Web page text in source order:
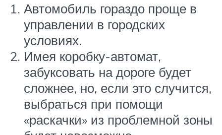
Автомобиль гораздо проще в
управлении в городских
условиях.
Имея коробку-автомат,
забуксовать на дороге будет
сложнее, но, если это случится,
выбраться при помощи
«раскачки» из проблемной зоны